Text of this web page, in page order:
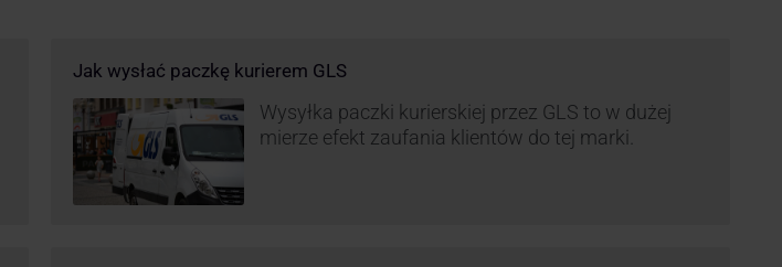
Jak wysłać paczkę kurierem GLS
Wysyłka paczki kurierskiej przez GLS to w dużej
mierze efekt zaufania klientów do tej marki.